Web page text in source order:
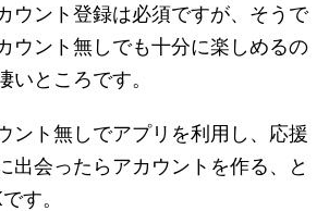
ウント登録は必須ですが、そうで
ウント無しでも十分に楽しめるの
いところです。
ント無しでアプリを利用し、応援
出会ったらアカウントを作る、と
す。